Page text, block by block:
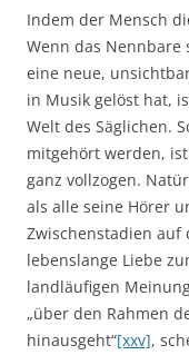
Indem der Mensch
Wenn das
eine neue,
in Musik gelöst hat,
Welt des Säglichen.
mitgehört werden,
ganz vollzogen.
als alle seine Hörer
Zwischenstadien auf
lebenslange Liebe
landläufigen
„über den Rahmen
hinausgeht“[xxv],